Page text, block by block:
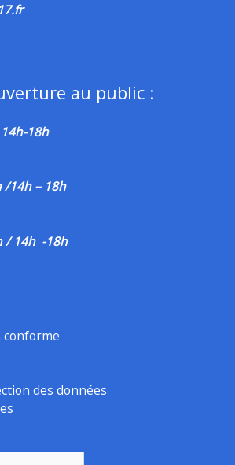
au public :
18h
/14h – 18h
/ 14h -18h
conforme
des données